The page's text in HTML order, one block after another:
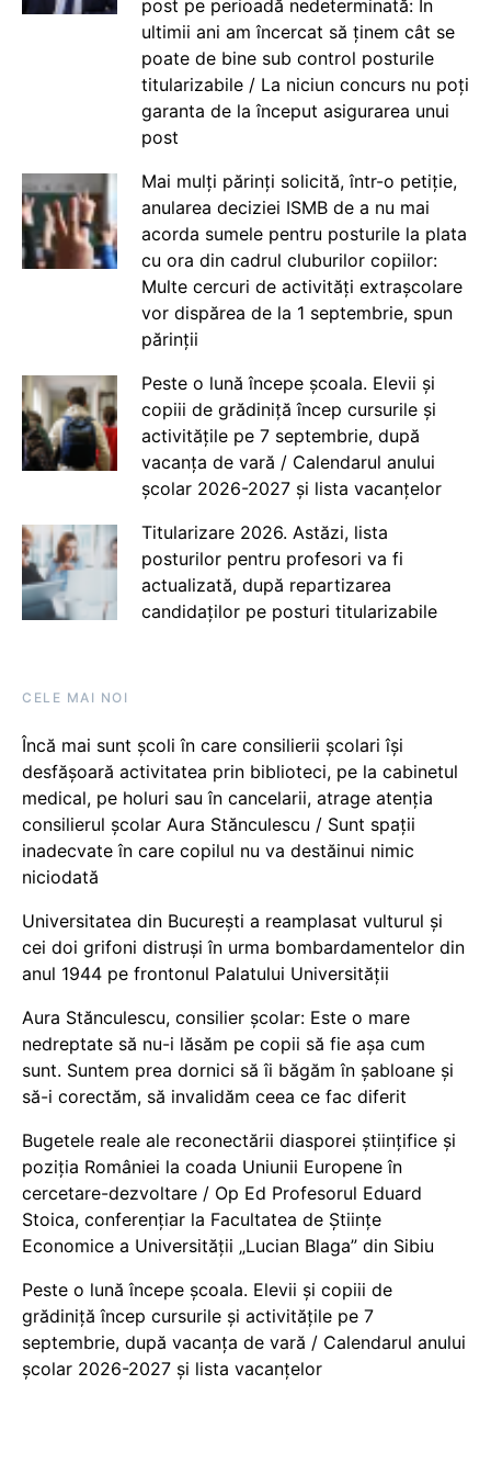
post pe perioadă nedeterminată: În
ultimii ani am încercat să ținem cât se
poate de bine sub control posturile
titularizabile / La niciun concurs nu poți
garanta de la început asigurarea unui
post
Mai mulți părinți solicită, într-o petiție,
anularea deciziei ISMB de a nu mai
acorda sumele pentru posturile la plata
cu ora din cadrul cluburilor copiilor:
Multe cercuri de activități extrașcolare
vor dispărea de la 1 septembrie, spun
părinții
Peste o lună începe școala. Elevii și
copiii de grădiniță încep cursurile și
activitățile pe 7 septembrie, după
vacanța de vară / Calendarul anului
școlar 2026-2027 și lista vacanțelor
Titularizare 2026. Astăzi, lista
posturilor pentru profesori va fi
actualizată, după repartizarea
candidaților pe posturi titularizabile
CELE MAI NOI
Încă mai sunt școli în care consilierii școlari își
desfășoară activitatea prin biblioteci, pe la cabinetul
medical, pe holuri sau în cancelarii, atrage atenția
consilierul școlar Aura Stănculescu / Sunt spații
inadecvate în care copilul nu va destăinui nimic
niciodată
Universitatea din București a reamplasat vulturul și
cei doi grifoni distruși în urma bombardamentelor din
anul 1944 pe frontonul Palatului Universității
Aura Stănculescu, consilier școlar: Este o mare
nedreptate să nu-i lăsăm pe copii să fie așa cum
sunt. Suntem prea dornici să îi băgăm în șabloane și
să-i corectăm, să invalidăm ceea ce fac diferit
Bugetele reale ale reconectării diasporei științifice și
poziția României la coada Uniunii Europene în
cercetare-dezvoltare / Op Ed Profesorul Eduard
Stoica, conferențiar la Facultatea de Științe
Economice a Universității „Lucian Blaga” din Sibiu
Peste o lună începe școala. Elevii și copiii de
grădiniță încep cursurile și activitățile pe 7
septembrie, după vacanța de vară / Calendarul anului
școlar 2026-2027 și lista vacanțelor